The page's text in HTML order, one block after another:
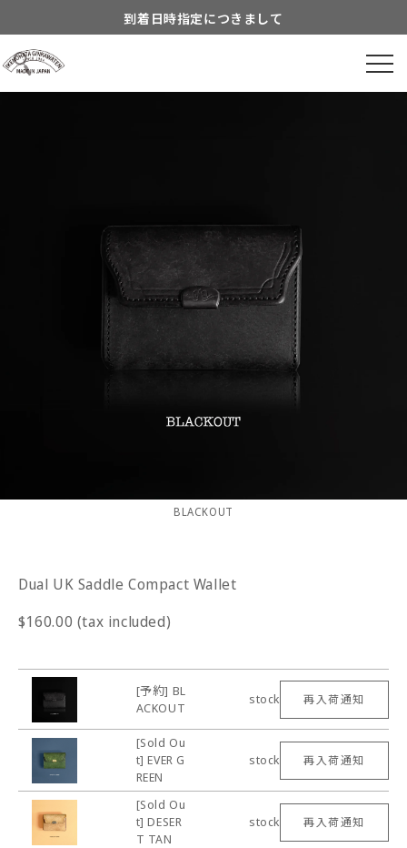
到着日時指定につきまして
Information about...
BLACKOUT
Dual UK Saddle Compact Wallet
$160.00 (tax included)
[予約] BL
ACKOUT
stock 再入荷通知
[Sold Ou
t] EVER G
REEN
stock 再入荷通知
[Sold Ou
t] DESER
T TAN
stock 再入荷通知